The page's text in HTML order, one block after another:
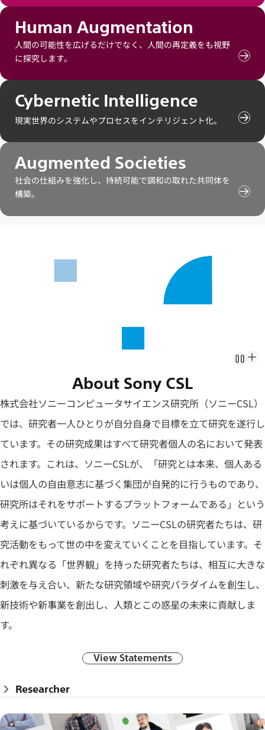
を
コ
ツ
を
る
Human Augmentation
人間の可能性を広げるだけでなく、人間の再定義をも視野
に探究します。
の
テ
ン
を
Cybernetic Intelligence
現実世界のシステムやプロセスをインテリジェント化。
の
ン
ツ
見
Augmented Societies
社会の仕組みを強化し、持続可能で調和の取れた共同体を
構築。
の
ブ
ム
ー
ビ
ー
を
停
止
ブ
ム
ビ
ー
の
説
明
を
開
く
About Sony CSL
株式会社ソニーコンピュータサイエンス研究所（ソニーCSL）
では、研究者一人ひとりが自分自身で目標を立て研究を遂行し
ています。その研究成果はすべて研究者個人の名において発表
されます。これは、ソニーCSLが、「研究とは本来、個人ある
いは個人の自由意志に基づく集団が自発的に行うものであり、
研究所はそれをサポートするプラットフォームである」という
考えに基づいているからです。ソニーCSLの研究者たちは、研
究活動をもって世の中を変えていくことを目指しています。そ
れぞれ異なる「世界観」を持った研究者たちは、相互に大きな
刺激を与え合い、新たな研究領域や研究パラダイムを創生し、
新技術や新事業を創出し、人類とこの惑星の未来に貢献しま
す。
View Statements
Researcher